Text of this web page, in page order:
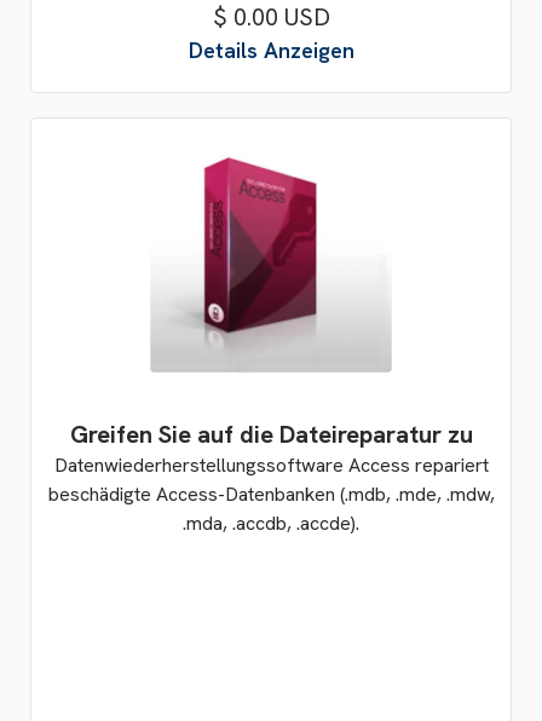
$ 0.00 USD
Details Anzeigen
Greifen Sie auf die Dateireparatur zu
Datenwiederherstellungssoftware Access repariert
beschädigte Access-Datenbanken (.mdb, .mde, .mdw,
.mda, .accdb, .accde).